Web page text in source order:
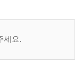
세요.